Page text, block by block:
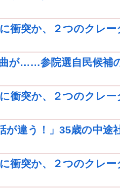
衝突か、２つのクレ
が……参院選自民候補
衝突か、２つのクレ
が違う！」35歳の中途
衝突か、２つのクレ